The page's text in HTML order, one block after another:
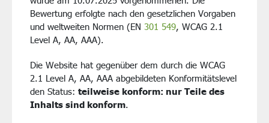
Bewertung erfolgte nach den gesetzlichen Vorgaben
und weltweiten Normen (EN 301 549, WCAG 2.1
Level A, AA, AAA).
Die Website hat gegenüber dem durch die WCAG
2.1 Level A, AA, AAA abgebildeten Konformitätslevel
den Status: teilweise konform: nur Teile des
Inhalts sind konform.